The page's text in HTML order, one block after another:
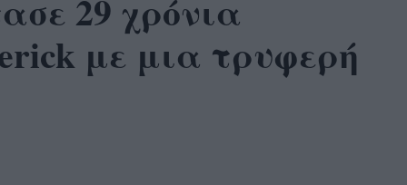
29 χρόνια
με μια τρυφερή